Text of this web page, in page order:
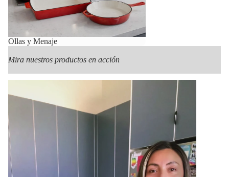
Ollas y Menaje
Mira nuestros productos en acción